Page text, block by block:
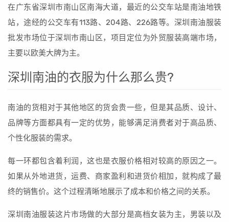
在广东省深圳市南山区南海大道，最近的公交车站是南油地铁
站，途经的公交车有113路、204路、226路等。深圳南油服装
批发市场位于深圳市南山区，项目定位为外贸服装高端市场，
主要以欧美大牌为主。
深圳南油的衣服为什么那么贵?
南油的货相对于其他地区的货会贵一些，但是其品质、设计、
品牌等方面都具有一定的优势，能够满足消费者对于高品质、
个性化服装的需求。
每一环都包含着利润，这也是衣服价格相对较高的原因之一。
如果从外地进货，运费、商家盈利和进货价相加，就构成了最
终的销售价。这个过程清晰地展示了成本和价格之间的关系。
深圳南油服装这片市场做的大部分是高档女装为主，男装以及